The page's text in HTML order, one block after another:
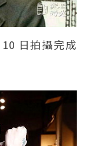
日拍攝完成